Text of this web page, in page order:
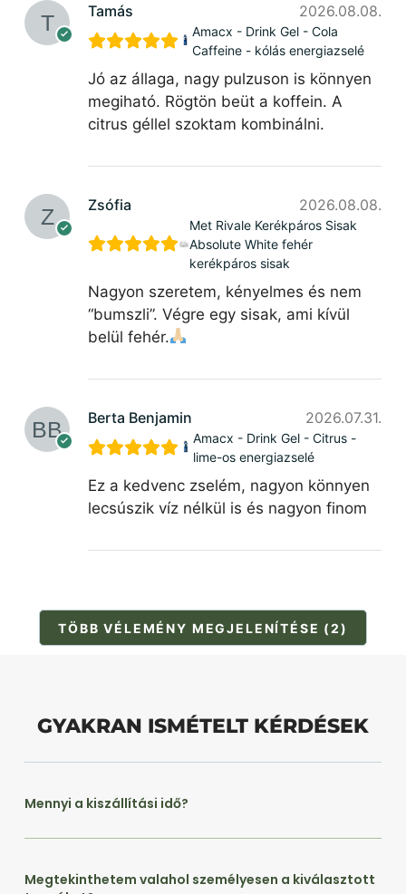
Tamás 2026.08.08.
Amacx - Drink Gel - Cola
Caffeine - kólás energiazselé
Jó az állaga, nagy pulzuson is könnyen
megiható. Rögtön beüt a koffein. A
citrus géllel szoktam kombinálni.
Zsófia 2026.08.08.
Met Rivale Kerékpáros Sisak
Absolute White fehér
kerékpáros sisak
Nagyon szeretem, kényelmes és nem
“bumszli”. Végre egy sisak, ami kívül
belül fehér.
Berta Benjamin 2026.07.31.
Amacx - Drink Gel - Citrus -
lime-os energiazselé
Ez a kedvenc zselém, nagyon könnyen
lecsúszik víz nélkül is és nagyon finom
TÖBB VÉLEMÉNY MEGJELENÍTÉSE (2)
GYAKRAN ISMÉTELT KÉRDÉSEK
Mennyi a kiszállítási idő?
Megtekinthetem valahol személyesen a kiválasztott